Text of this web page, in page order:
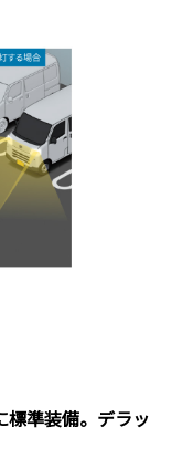
標準装備。デラッ